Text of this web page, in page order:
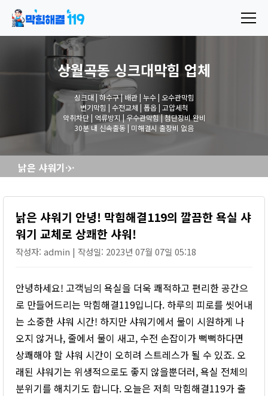
상월곡동 싱크대막힘 업체
싱크대 | 하수구 | 배관 | 누수 | 오수관막힘
변기막힘 | 수전교체 | 폽옵 | 고압세척
악취차단 | 역류방지 | 우수관막힘 | 첨단장비 완비
30분 내 신속출동 | 미해결시 출장비 없음
낡은 샤워기 안녕! 막힘해결119의 깔끔한 욕실 샤워기 교체로 상쾌한 샤워!
낡은 샤워기 안녕! 막힘해결119의 깔끔한 욕실 샤
워기 교체로 상쾌한 샤워!
작성자: admin | 작성일: 2023년 07월 07일 05:18
안녕하세요! 고객님의 욕실을 더욱 쾌적하고 편리한 공간으
로 만들어드리는 막힘해결119입니다. 하루의 피로를 씻어내
는 소중한 샤워 시간! 하지만 샤워기에서 물이 시원하게 나
오지 않거나, 줄에서 물이 새고, 수전 손잡이가 뻑뻑하다면
상쾌해야 할 샤워 시간이 오히려 스트레스가 될 수 있죠. 오
래된 샤워기는 위생적으로도 좋지 않을뿐더러, 욕실 전체의
분위기를 해치기도 합니다. 오늘은 저희 막힘해결119가 출